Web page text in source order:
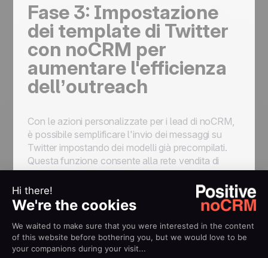
Fase 3: Impostazione
dei template di Twitter
con noCRM per
aumentare l'efficienza
dell’outreach
Con le azioni personalizzate per i lead di noCRM,
è possibile semplificare l'invio dei messaggi su
Twitter impostando dei modelli già precompilati.
Questa funzione consente alla rete vendita di
preparare i tweet in anticipo, in modo che quando
arriva il momento di twittare, il messaggio è già
precompilato e pronto per essere inviato in pochi
clic, risparmiando così tempo prezioso.
Per creare queste azioni, puoi partire da zero o
personalizzare il nostro modello predefinito con il